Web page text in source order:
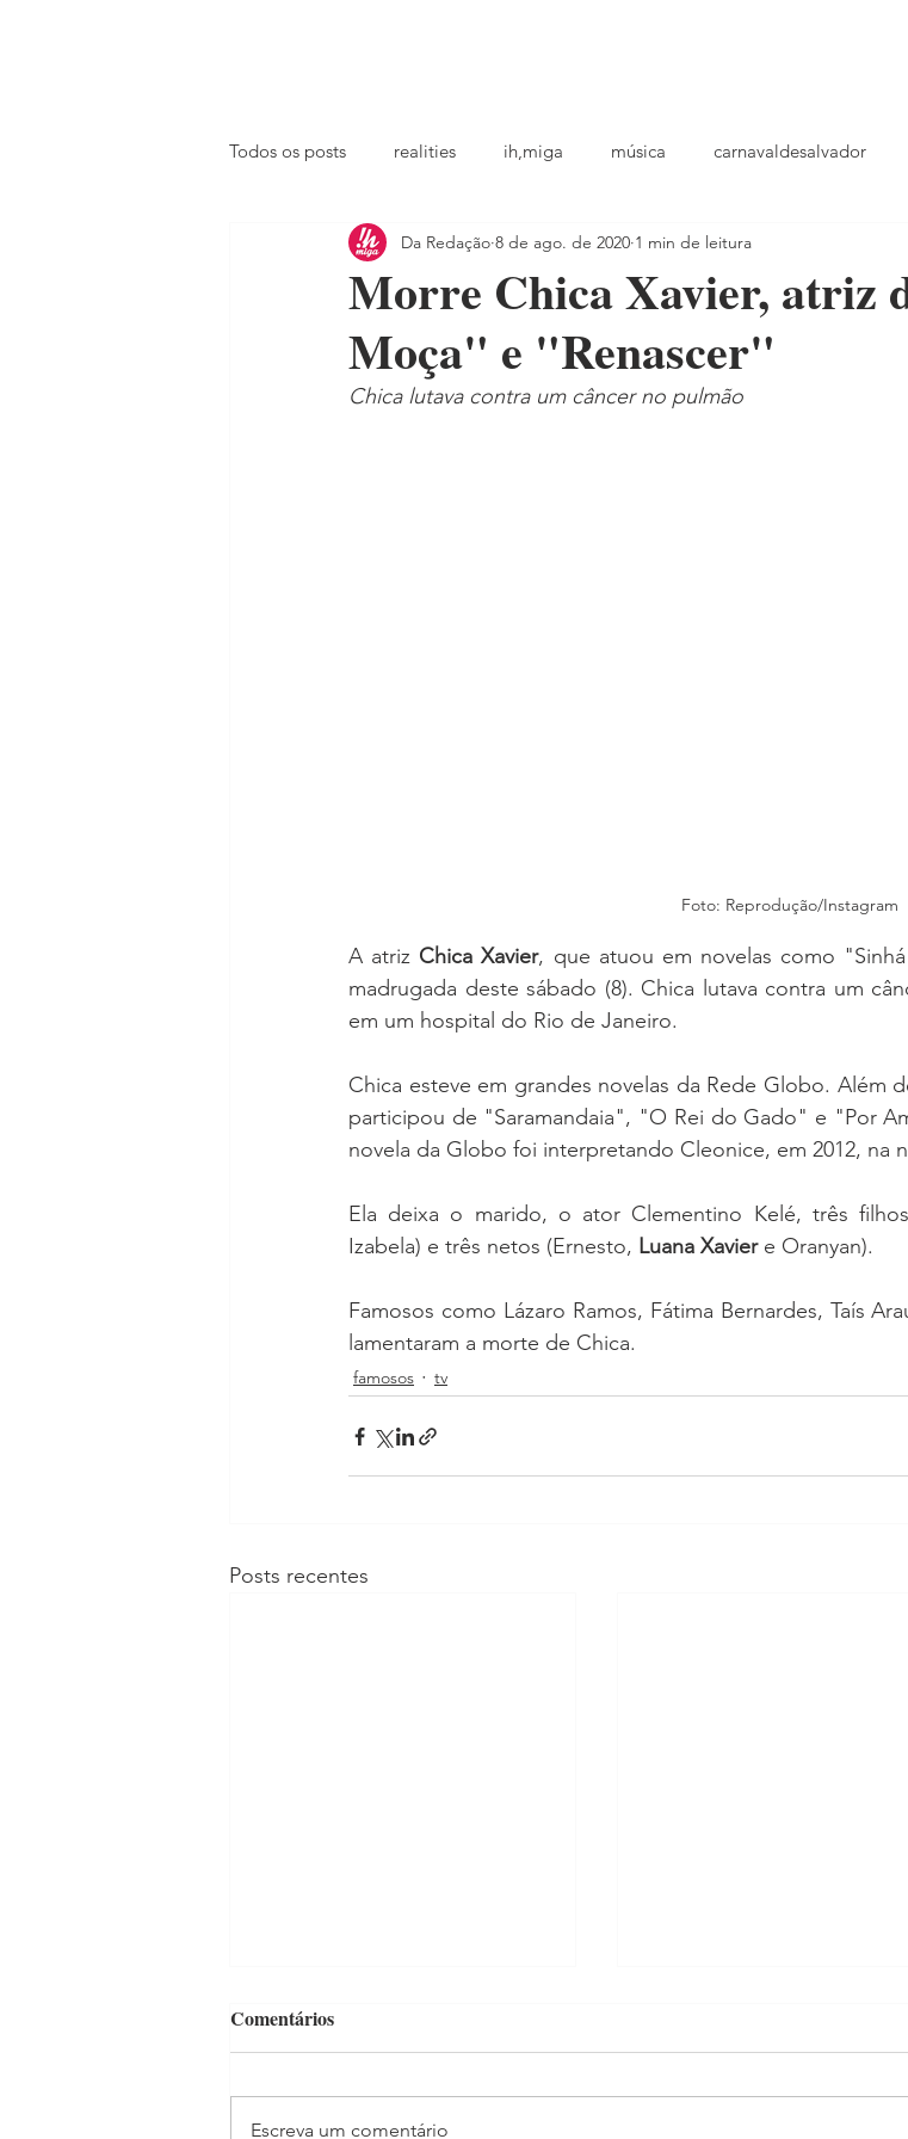
Todos os posts realities ih,miga música carnavaldesalvador
looks podcast playlists
Morre Chica Xavier, atriz
Moça" e "Renascer"
Da Redação 8 de ago. de 2020 1 min de leitura
Chica lutava contra um câncer no pulmão
Foto: Reprodução/Instagram
A atriz Chica Xavier, que atuou em novelas como
madrugada deste sábado (8). Chica lutava contra um
em um hospital do Rio de Janeiro.
Chica esteve em grandes novelas da Rede Globo. Além
participou de "Saramandaia", "O Rei do Gado" e "Por
novela da Globo foi interpretando Cleonice, em 2012, na
Ela deixa o marido, o ator Clementino Kelé, três
Izabela) e três netos (Ernesto, Luana Xavier e Oranyan).
Famosos como Lázaro Ramos, Fátima Bernardes, Taís
lamentaram a morte de Chica.
famosos tv
Posts recentes
Comentários
Escreva um comentário